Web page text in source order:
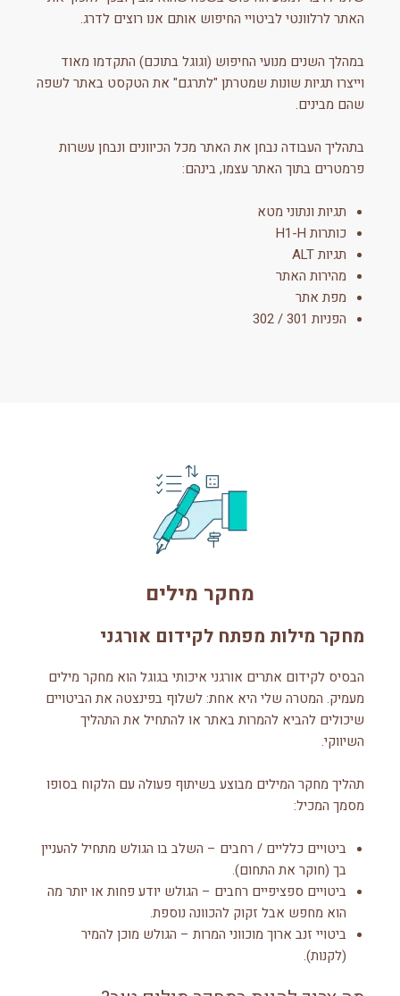
האתר לרלוונטי לביטויי החיפוש אותם אנו רוצים לדרג.
במהלך השנים מנועי החיפוש (וגוגל בתוכם) התקדמו מאוד
וייצרו תגיות שונות שמטרתן "לתרגם" את הטקסט באתר לשפה
שהם מבינים.
בתהליך העבודה נבחן את האתר מכל הכיוונים ונבחן עשרות
פרמטרים בתוך האתר עצמו, בינהם:
תגיות ונתוני מטא
כותרות H1-H
תגיות ALT
מהירות האתר
מפת אתר
הפניות 301 / 302
מחקר מילים
מחקר מילות מפתח לקידום אורגני
הבסיס לקידום אתרים אורגני איכותי בגוגל הוא מחקר מילים
מעמיק. המטרה שלי היא אחת: לשלוף בפינצטה את הביטויים
שיכולים להביא להמרות באתר או להתחיל את התהליך
השיווקי.
תהליך מחקר המילים מבוצע בשיתוף פעולה עם הלקוח בסופו
מסמך המכיל:
ביטויים כלליים / רחבים – השלב בו הגולש מתחיל להעניין
בך (חוקר את התחום).
ביטויים ספציפיים רחבים – הגולש יודע פחות או יותר מה
הוא מחפש אבל זקוק להכוונה נוספת.
ביטויי זנב ארוך מוכווני המרות – הגולש מוכן להמיר
(לקנות).